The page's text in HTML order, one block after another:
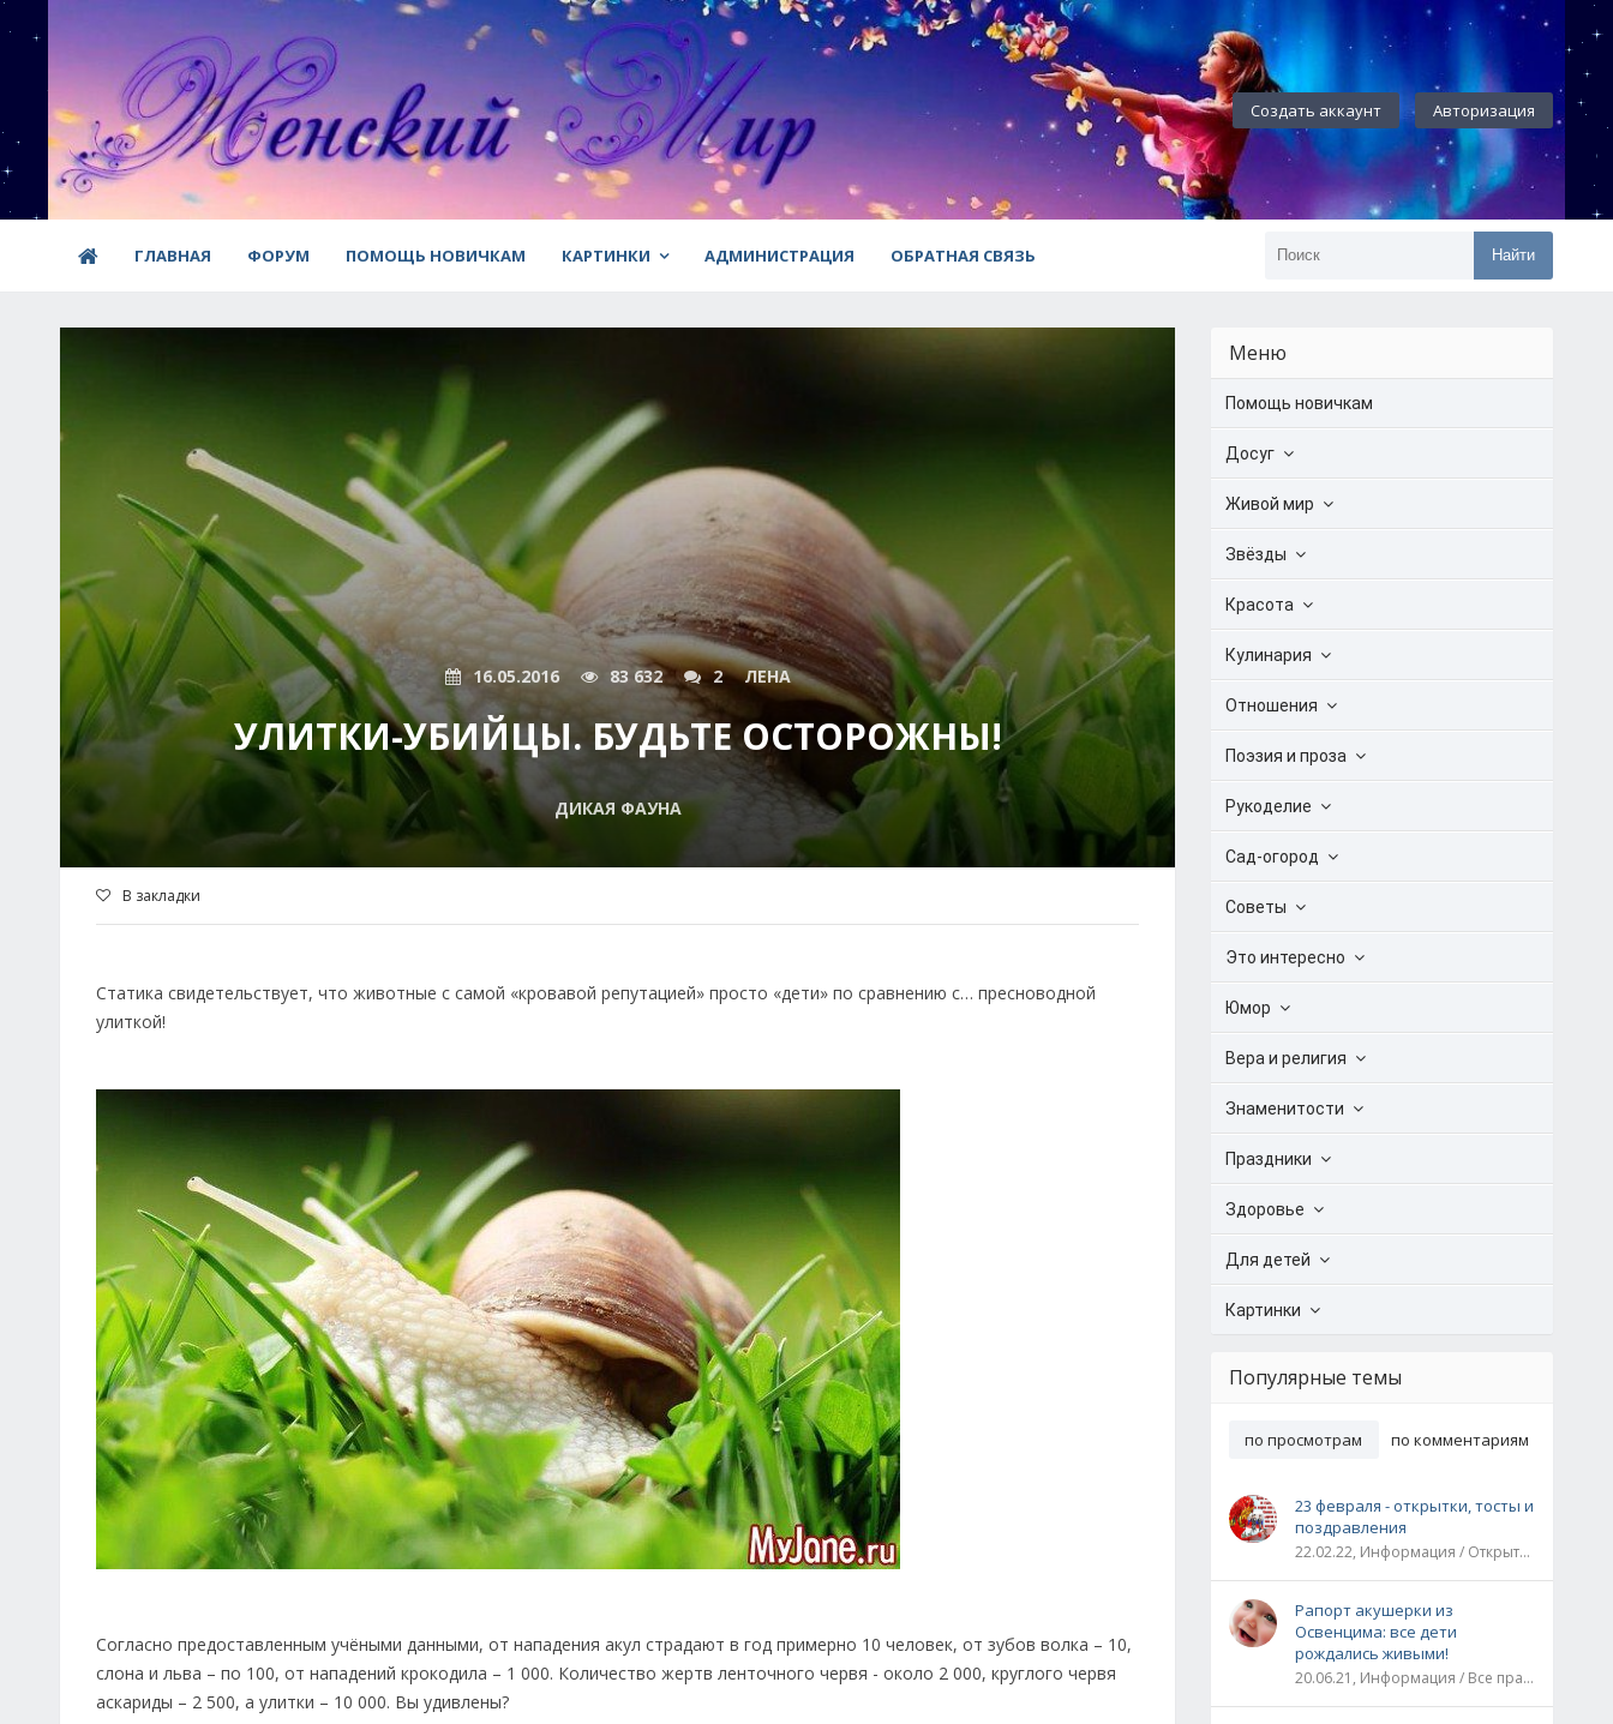
Создать аккаунт Авторизация
ГЛАВНАЯ ФОРУМ ПОМОЩЬ НОВИЧКАМ КАРТИНКИ АДМИНИСТРАЦИЯ ОБРАТНАЯ СВЯЗЬ Найти
16.05.2016 83 632 2 ЛЕНА
УЛИТКИ-УБИЙЦЫ. БУДЬТЕ ОСТОРОЖНЫ!
ДИКАЯ ФАУНА
В закладки
Статика свидетельствует, что животные с самой «кровавой репутацией» просто «дети» по сравнению с… пресноводной
улиткой!
Согласно предоставленным учёными данными, от нападения акул страдают в год примерно 10 человек, от зубов волка – 10,
слона и льва – по 100, от нападений крокодила – 1 000. Количество жертв ленточного червя - около 2 000, круглого червя
аскариды – 2 500, а улитки – 10 000. Вы удивлены?
Меню
Помощь новичкам
Досуг
Живой мир
Звёзды
Красота
Кулинария
Отношения
Поэзия и проза
Рукоделие
Сад-огород
Советы
Это интересно
Юмор
Вера и религия
Знаменитости
Праздники
Здоровье
Для детей
Картинки
Популярные темы
по просмотрам по комментариям
23 февраля - открытки, тосты и
поздравления
22.02.22, Информация / Открытки / Все праздники
Рапорт акушерки из
Освенцима: все дети
рождались живыми!
20.06.21, Информация / Все праздники / Рассказы и истории